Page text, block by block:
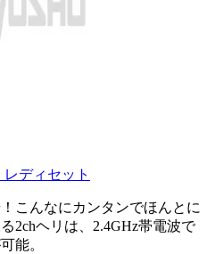
レディセット
こんなにカンタンでほんとに
2chヘリは、2.4GHz帯電波で
能。